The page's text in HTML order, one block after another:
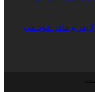
پدر و مادر خود می